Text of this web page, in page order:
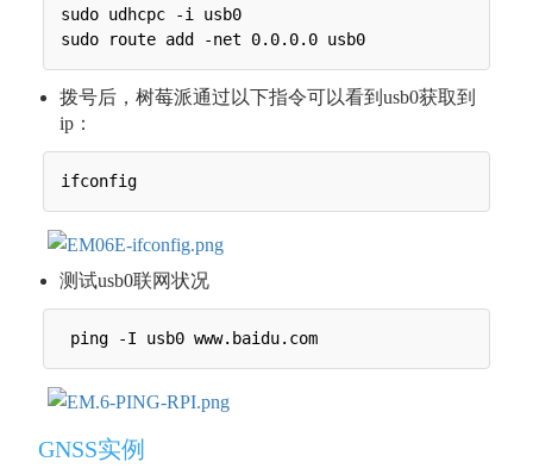
sudo udhcpc -i usb0
拨号后，树莓派通过以下指令可以看到usb0获取到
ip：
测试usb0联网状况
GNSS实例